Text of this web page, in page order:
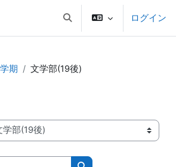
検索入力に切り替えるログイン
期 文学部(19後)